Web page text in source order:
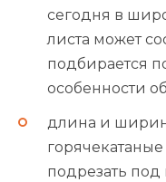
сегодня в
листа может
подбирается
особенности
длина и
подрезать